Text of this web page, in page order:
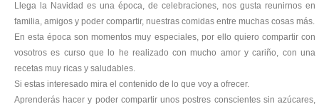
Llega la Navidad es una época, de celebraciones, nos gusta reunirnos en
familia, amigos y poder compartir, nuestras comidas entre muchas cosas más.
En esta época son momentos muy especiales, por ello quiero compartir con
vosotros es curso que lo he realizado con mucho amor y cariño, con una
recetas muy ricas y saludables.
Si estas interesado mira el contenido de lo que voy a ofrecer.
Aprenderás hacer y poder compartir unos postres conscientes sin azúcares,